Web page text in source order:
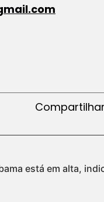
Compartilhar
está em alta,